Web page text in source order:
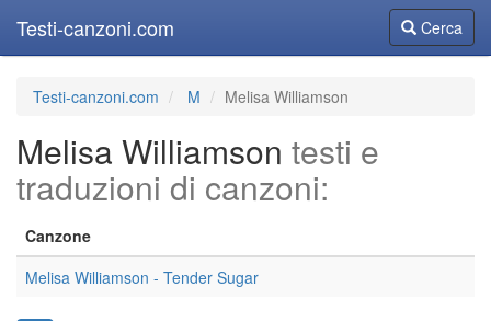
CercaCerca
Testi-canzoni.com
Testi-canzoni.com M Melisa Williamson
Melisa Williamson testi e
traduzioni di canzoni:
Canzone
Melisa Williamson - Tender Sugar